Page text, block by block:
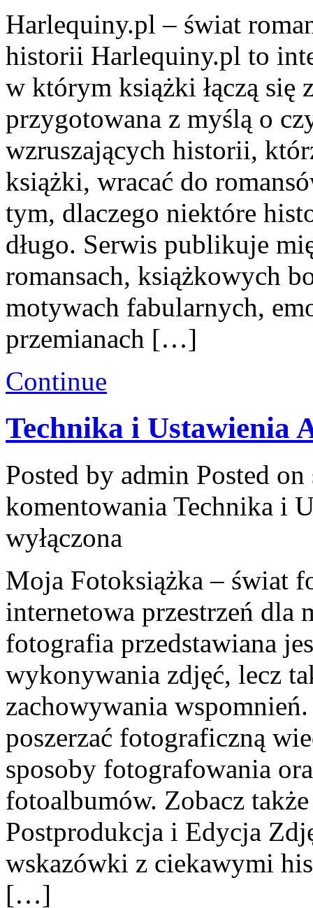
Harlequiny.pl – świat
historii Harlequiny.pl to
w którym książki łączą się
przygotowana z myślą o
wzruszających historii,
książki, wracać do
tym, dlaczego niektóre
długo. Serwis publikuje
romansach, książkowych
motywach fabularnych,
przemianach […]
Continue
Technika i Ustawienia
Posted by admin Posted
komentowania Technika i
wyłączona
Moja Fotoksiążka – świat
internetowa przestrzeń dla
fotografia przedstawiana
wykonywania zdjęć, lecz
zachowywania
poszerzać fotograficzną
sposoby fotografowania
fotoalbumów. Zobacz
Postprodukcja i Edycja
wskazówki z ciekawymi
[…]